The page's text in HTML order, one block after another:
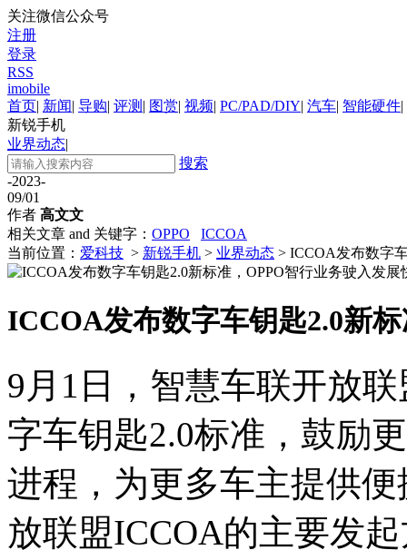
关注微信公众号
注册
登录
RSS
imobile
首页| 新闻| 导购| 评测 | 图赏| 视频| PC/PAD/DIY| 汽车| 智能硬件|
新锐手机
业界动态|
搜索
-2023-
09/01
作者 高文文
相关文章 and 关键字： OPPO
ICCOA
当前位置： 爱科技 > 新锐手机 > 业界动态 > ICCOA发布数字
ICCOA发布数字车钥匙2.0新
9月1日，智慧车联开放
字车钥匙2.0标准，鼓励
进程，为更多车主提供
放联盟ICCOA的主要发